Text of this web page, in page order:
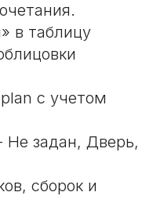
в таблицу
с учетом
Не задан, Дверь,
сборок и